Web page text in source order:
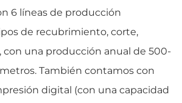
6 líneas de producción
de recubrimiento, corte,
con una producción anual de 500-
También contamos con
digital (con una capacidad